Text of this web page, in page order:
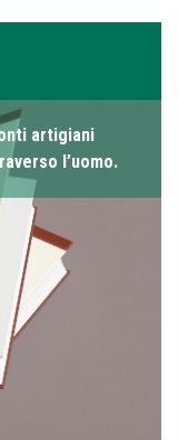
artigiani
l’uomo.